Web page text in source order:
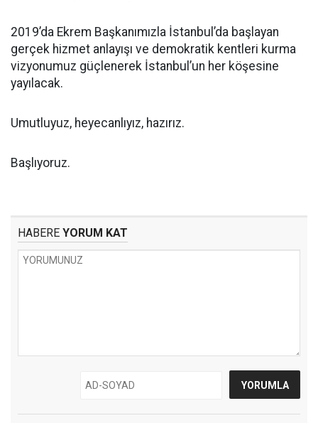
2019’da Ekrem Başkanımızla İstanbul’da başlayan
gerçek hizmet anlayışı ve demokratik kentleri kurma
vizyonumuz güçlenerek İstanbul’un her köşesine
yayılacak.
Umutluyuz, heyecanlıyız, hazırız.
Başlıyoruz.
HABERE YORUM KAT